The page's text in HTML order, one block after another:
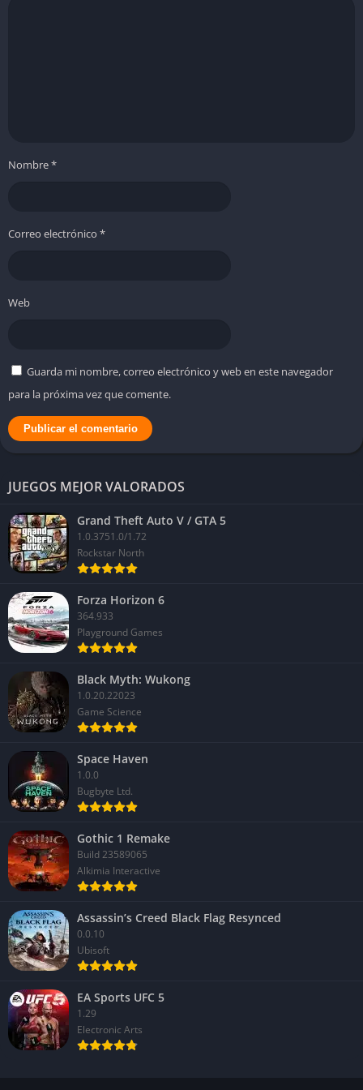
Nombre*
Correo electrónico *
Web
Guarda mi nombre, correo electrónico y web en este navegador
para la próxima vez que comente.
JUEGOS MEJOR VALORADOS
Grand Theft Auto V / GTA 5
1.0.3751.0/1.72
Rockstar North
Forza Horizon 6
364.933
Playground Games
Black Myth: Wukong
1.0.20.22023
Game Science
Space Haven
1.0.0
Bugbyte Ltd.
Gothic 1 Remake
Build 23589065
Alkimia Interactive
Assassin’s Creed Black Flag Resynced
0.0.10
Ubisoft
EA Sports UFC 5
1.29
Electronic Arts